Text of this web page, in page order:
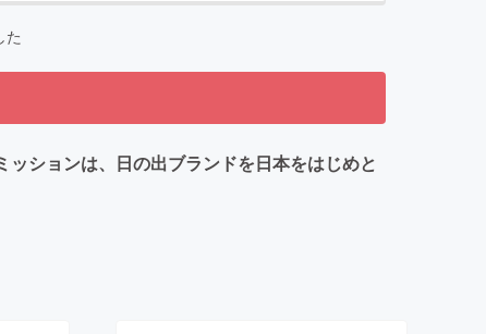
た
ションは、日の出ブランドを日本をはじめと